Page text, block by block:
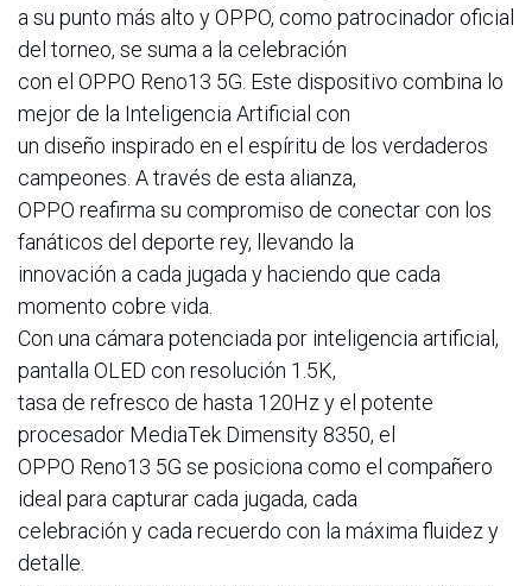
a su punto más alto y OPPO, como patrocinador oficial
del torneo, se suma a la celebración
con el OPPO Reno13 5G. Este dispositivo combina lo
mejor de la Inteligencia Artificial con
un diseño inspirado en el espíritu de los verdaderos
campeones. A través de esta alianza,
OPPO reafirma su compromiso de conectar con los
fanáticos del deporte rey, llevando la
innovación a cada jugada y haciendo que cada
momento cobre vida.
Con una cámara potenciada por inteligencia artificial,
pantalla OLED con resolución 1.5K,
tasa de refresco de hasta 120Hz y el potente
procesador MediaTek Dimensity 8350, el
OPPO Reno13 5G se posiciona como el compañero
ideal para capturar cada jugada, cada
celebración y cada recuerdo con la máxima fluidez y
detalle.